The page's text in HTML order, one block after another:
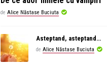
de Alice Năstase Buciuta
Asteptand, asteptand…
de Alice Năstase Buciuta